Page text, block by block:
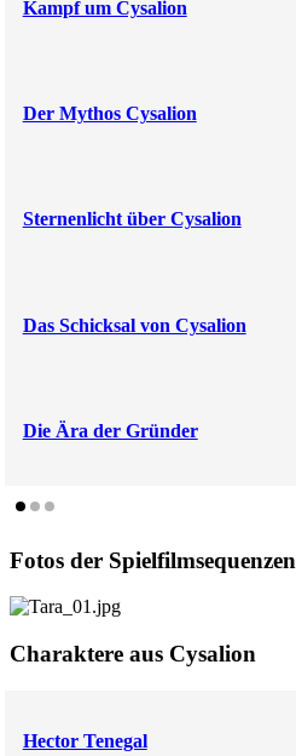
Kampf um Cysalion
Der Mythos Cysalion
Sternenlicht über Cysalion
Das Schicksal von Cysalion
Die Ära der Gründer
Fotos der Spielfilmsequenzen
Charaktere aus Cysalion
Hector Tenegal